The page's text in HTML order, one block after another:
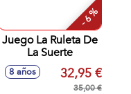
- 6 %
Juego La Ruleta De
La Suerte
8 años 32,95 €
35,00 €